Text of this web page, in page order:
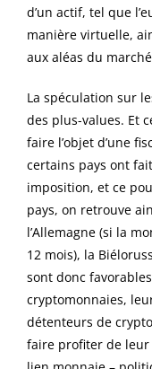
d’un actif, tel que
manière virtuelle,
aux aléas du
La spéculation sur
des plus-values. Et
faire l’objet d’une
certains pays ont
imposition, et ce
pays, on retrouve
l’Allemagne (si la
12 mois), la
sont donc
cryptomonnaies,
détenteurs de
faire profiter de leur